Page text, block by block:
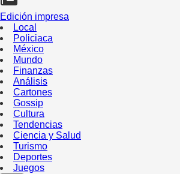
Edición impresa
Local
Policiaca
México
Mundo
Finanzas
Análisis
Cartones
Gossip
Cultura
Tendencias
Ciencia y Salud
Turismo
Deportes
Juegos